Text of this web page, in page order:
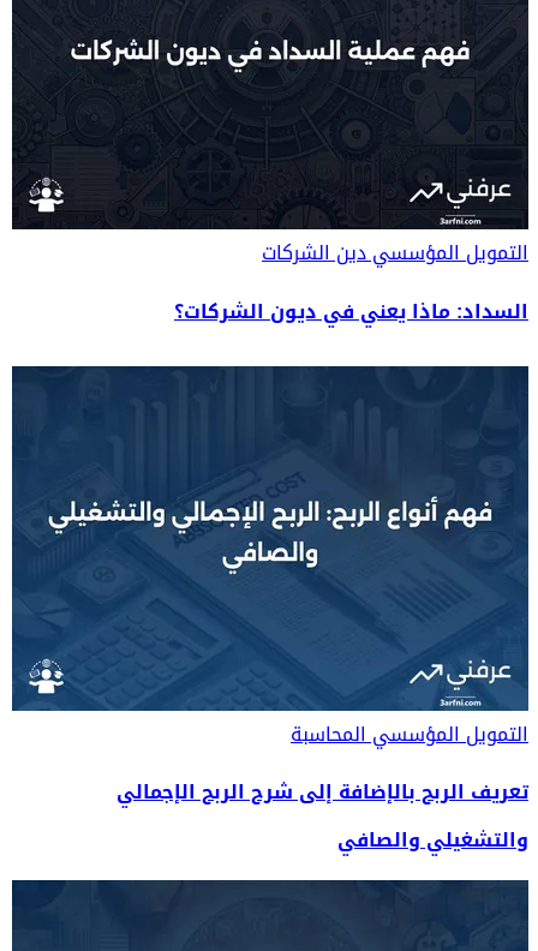
التمويل المؤسسيدين الشركات
السداد: ماذا يعني في ديون الشركات؟
التمويل المؤسسيالمحاسبة
تعريف الربح بالإضافة إلى شرح الربح الإجمالي
والتشغيلي والصافي